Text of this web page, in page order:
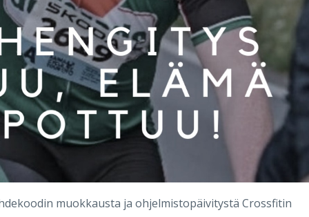
muokkausta ja ohjelmistopäivitystä Crossfitin